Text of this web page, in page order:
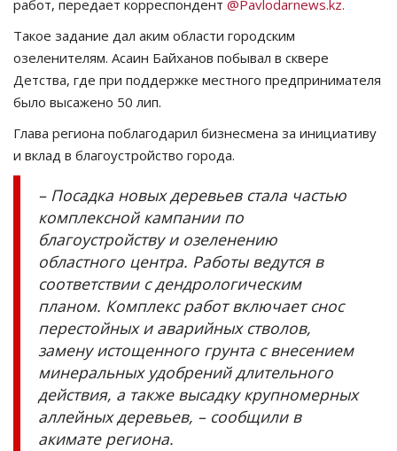
Язык
Қазақша Русский
работ, передает корреспондент @Pavlodarnews.kz.
Такое задание дал аким области городским
озеленителям. Асаин Байханов побывал в сквере
Детства, где при поддержке местного предпринимателя
было высажено 50 лип.
Глава региона поблагодарил бизнесмена за инициативу
и вклад в благоустройство города.
– Посадка новых деревьев стала частью
комплексной кампании по
благоустройству и озеленению
областного центра. Работы ведутся в
соответствии с дендрологическим
планом. Комплекс работ включает снос
перестойных и аварийных стволов,
замену истощенного грунта с внесением
минеральных удобрений длительного
действия, а также высадку крупномерных
аллейных деревьев, – сообщили в
акимате региона.